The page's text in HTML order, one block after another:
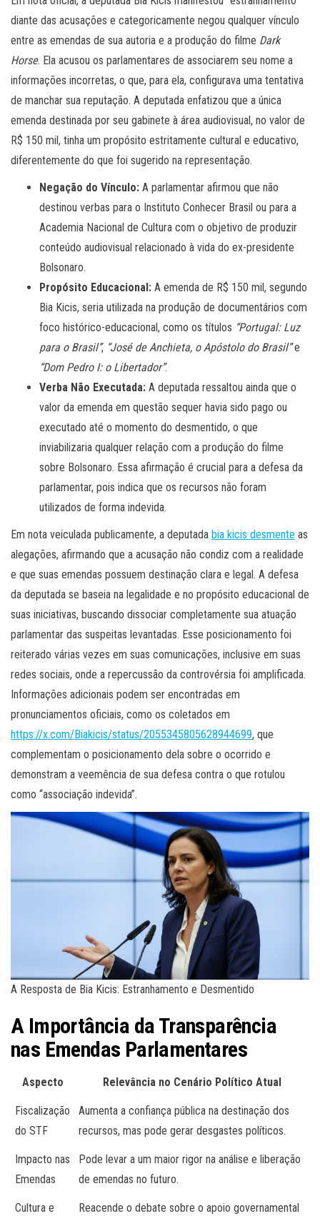
diante das acusações e categoricamente negou qualquer vínculo
entre as emendas de sua autoria e a produção do filme Dark
Horse. Ela acusou os parlamentares de associarem seu nome a
informações incorretas, o que, para ela, configurava uma tentativa
de manchar sua reputação. A deputada enfatizou que a única
emenda destinada por seu gabinete à área audiovisual, no valor de
R$ 150 mil, tinha um propósito estritamente cultural e educativo,
diferentemente do que foi sugerido na representação.
Negação do Vínculo: A parlamentar afirmou que não
destinou verbas para o Instituto Conhecer Brasil ou para a
Academia Nacional de Cultura com o objetivo de produzir
conteúdo audiovisual relacionado à vida do ex-presidente
Bolsonaro.
Propósito Educacional: A emenda de R$ 150 mil, segundo
Bia Kicis, seria utilizada na produção de documentários com
foco histórico-educacional, como os títulos “Portugal: Luz
para o Brasil”, “José de Anchieta, o Apóstolo do Brasil”e
“Dom Pedro I: o Libertador”.
Verba Não Executada: A deputada ressaltou ainda que o
valor da emenda em questão sequer havia sido pago ou
executado até o momento do desmentido, o que
inviabilizaria qualquer relação com a produção do filme
sobre Bolsonaro. Essa afirmação é crucial para a defesa da
parlamentar, pois indica que os recursos não foram
utilizados de forma indevida.
Em nota veiculada publicamente, a deputada bia kicis desmente as
alegações, afirmando que a acusação não condiz com a realidade
e que suas emendas possuem destinação clara e legal. A defesa
da deputada se baseia na legalidade e no propósito educacional de
suas iniciativas, buscando dissociar completamente sua atuação
parlamentar das suspeitas levantadas. Esse posicionamento foi
reiterado várias vezes em suas comunicações, inclusive em suas
redes sociais, onde a repercussão da controvérsia foi amplificada.
Informações adicionais podem ser encontradas em
pronunciamentos oficiais, como os coletados em
https://x.com/Biakicis/status/2055345805628944699, que
complementam o posicionamento dela sobre o ocorrido e
demonstram a veemência de sua defesa contra o que rotulou
como “associação indevida”.
A Resposta de Bia Kicis: Estranhamento e Desmentido
A Importância da Transparência
nas Emendas Parlamentares
Aspecto Relevância no Cenário Político Atual
Fiscalização
do STF
Aumenta a confiança pública na destinação dos
recursos, mas pode gerar desgastes políticos.
Impacto nas
Emendas
Pode levar a um maior rigor na análise e liberação
de emendas no futuro.
Cultura e
Reacende o debate sobre o apoio governamental